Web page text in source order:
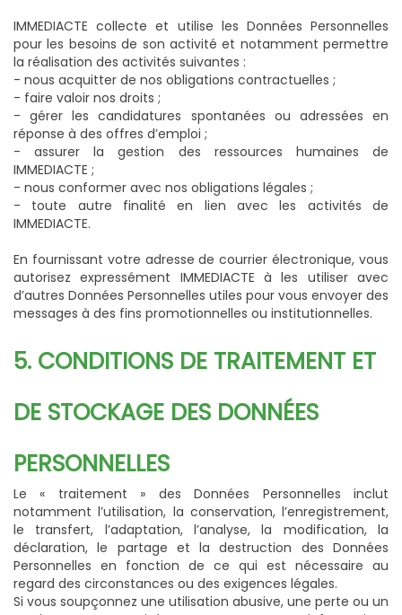
IMMEDIACTE collecte et utilise les Données Personnelles
pour les besoins de son activité et notamment permettre
la réalisation des activités suivantes :
- nous acquitter de nos obligations contractuelles ;
- faire valoir nos droits ;
- gérer les candidatures spontanées ou adressées en
réponse à des offres d’emploi ;
- assurer la gestion des ressources humaines de
IMMEDIACTE ;
- nous conformer avec nos obligations légales ;
- toute autre finalité en lien avec les activités de
IMMEDIACTE.
En fournissant votre adresse de courrier électronique, vous
autorisez expressément IMMEDIACTE à les utiliser avec
d’autres Données Personnelles utiles pour vous envoyer des
messages à des fins promotionnelles ou institutionnelles.
5. CONDITIONS DE TRAITEMENT ET
DE STOCKAGE DES DONNÉES
PERSONNELLES
Le « traitement » des Données Personnelles inclut
notamment l’utilisation, la conservation, l’enregistrement,
le transfert, l’adaptation, l’analyse, la modification, la
déclaration, le partage et la destruction des Données
Personnelles en fonction de ce qui est nécessaire au
regard des circonstances ou des exigences légales.
Si vous soupçonnez une utilisation abusive, une perte ou un